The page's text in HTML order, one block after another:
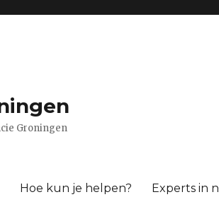
Groningen
Hoe kun je helpen? Experts in